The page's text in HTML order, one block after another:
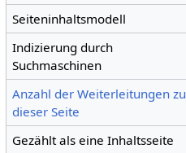
Seiteninhaltsmodell
Indizierung durch
Suchmaschinen
Anzahl der Weiterleitungen zu
dieser Seite
Gezählt als eine Inhaltsseite